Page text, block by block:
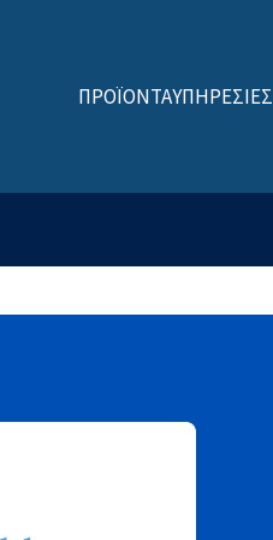
ΠΡΟΪΌΝΤΑΥΠΗΡΕΣΊΕΣ